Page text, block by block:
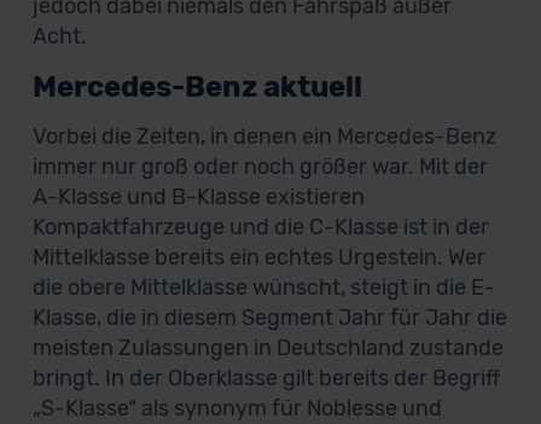
jedoch dabei niemals den Fahrspaß außer
Acht.
Mercedes-Benz aktuell
Vorbei die Zeiten, in denen ein Mercedes-Benz
immer nur groß oder noch größer war. Mit der
A-Klasse und B-Klasse existieren
Kompaktfahrzeuge und die C-Klasse ist in der
Mittelklasse bereits ein echtes Urgestein. Wer
die obere Mittelklasse wünscht, steigt in die E-
Klasse, die in diesem Segment Jahr für Jahr die
meisten Zulassungen in Deutschland zustande
bringt. In der Oberklasse gilt bereits der Begriff
„S-Klasse“ als synonym für Noblesse und